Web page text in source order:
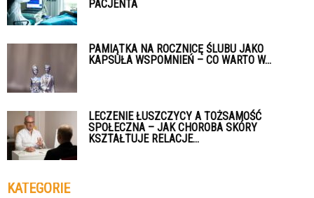
PACJENTA
PAMIĄTKA NA ROCZNICĘ ŚLUBU JAKO
KAPSUŁA WSPOMNIEŃ – CO WARTO W...
LECZENIE ŁUSZCZYCY A TOŻSAMOŚĆ
SPOŁECZNA – JAK CHOROBA SKÓRY
KSZTAŁTUJE RELACJE...
KATEGORIE